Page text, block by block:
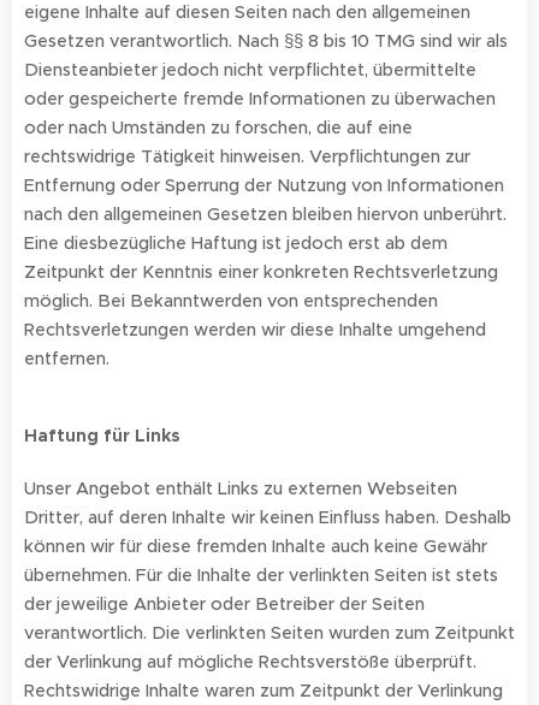
eigene Inhalte auf diesen Seiten nach den allgemeinen
Gesetzen verantwortlich. Nach §§ 8 bis 10 TMG sind wir als
Diensteanbieter jedoch nicht verpflichtet, übermittelte
oder gespeicherte fremde Informationen zu überwachen
oder nach Umständen zu forschen, die auf eine
rechtswidrige Tätigkeit hinweisen. Verpflichtungen zur
Entfernung oder Sperrung der Nutzung von Informationen
nach den allgemeinen Gesetzen bleiben hiervon unberührt.
Eine diesbezügliche Haftung ist jedoch erst ab dem
Zeitpunkt der Kenntnis einer konkreten Rechtsverletzung
möglich. Bei Bekanntwerden von entsprechenden
Rechtsverletzungen werden wir diese Inhalte umgehend
entfernen.
Haftung für Links
Unser Angebot enthält Links zu externen Webseiten
Dritter, auf deren Inhalte wir keinen Einfluss haben. Deshalb
können wir für diese fremden Inhalte auch keine Gewähr
übernehmen. Für die Inhalte der verlinkten Seiten ist stets
der jeweilige Anbieter oder Betreiber der Seiten
verantwortlich. Die verlinkten Seiten wurden zum Zeitpunkt
der Verlinkung auf mögliche Rechtsverstöße überprüft.
Rechtswidrige Inhalte waren zum Zeitpunkt der Verlinkung